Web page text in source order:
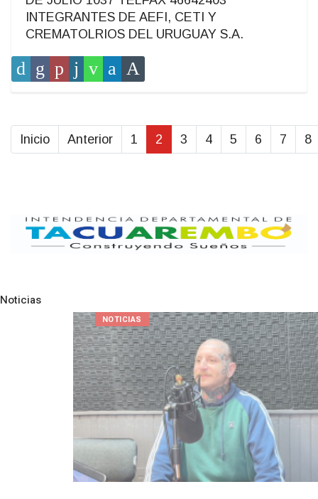
INTEGRANTES DE AEFI, CETI Y
CREMATOLRIOS DEL URUGUAY S.A.
Inicio Anterior 1 2 3 4 5 6 7 8
Noticias
NOTICIAS